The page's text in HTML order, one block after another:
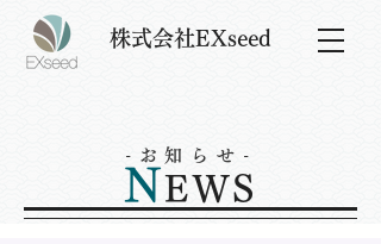
株式会社EXseed
-お知らせ-
NEWS